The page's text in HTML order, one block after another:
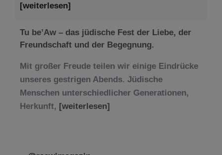
[weiterlesen]
Tu be’Aw – das jüdische Fest der Liebe, der
Freundschaft und der Begegnung.
Mit großer Freude teilen wir einige Eindrücke
unseres gestrigen Abends. Jüdische
Menschen unterschiedlicher Generationen,
Herkunft, [weiterlesen]